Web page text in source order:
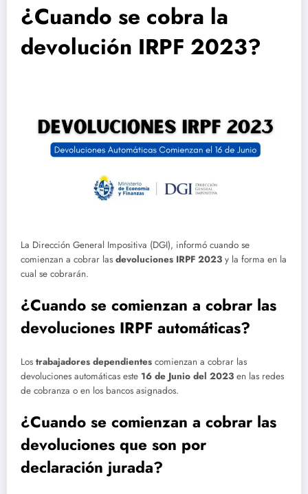
¿Cuando se cobra la
devolución IRPF 2023?
La Dirección General Impositiva (DGI), informó cuando se
comienzan a cobrar las devoluciones IRPF 2023 y la forma en la
cual se cobrarán.
¿Cuando se comienzan a cobrar las
devoluciones IRPF automáticas?
Los trabajadores dependientes comienzan a cobrar las
devoluciones automáticas este 16 de Junio del 2023 en las redes
de cobranza o en los bancos asignados.
¿Cuando se comienzan a cobrar las
devoluciones que son por
declaración jurada?